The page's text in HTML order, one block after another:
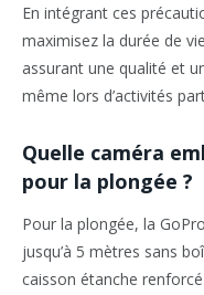
En intégrant ces
maximisez la durée de
assurant une qualité et
même lors d’activités
Quelle caméra
pour la plongée ?
Pour la plongée, la
jusqu’à 5 mètres sans
caisson étanche